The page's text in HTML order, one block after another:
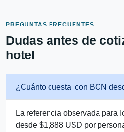
PREGUNTAS FRECUENTES
Dudas antes de
hotel
¿Cuánto cuesta Icon BCN
La referencia observada para
desde $1,888 USD por